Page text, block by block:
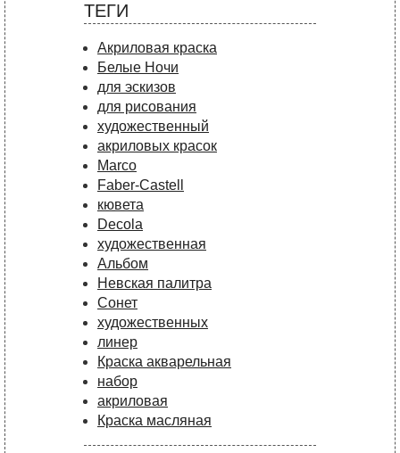
ТЕГИ
Акриловая краска
Белые Ночи
для эскизов
для рисования
художественный
акриловых красок
Marco
Faber-Castell
кювета
Decola
художественная
Альбом
Невская палитра
Сонет
художественных
линер
Краска акварельная
набор
акриловая
Краска масляная